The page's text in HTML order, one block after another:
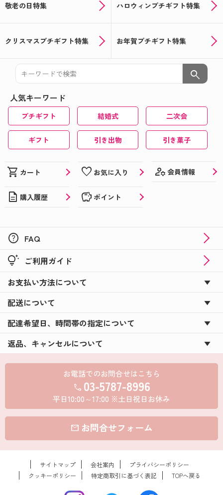
敬老の日特集 ハロウィンプチギフト特集
クリスマスプチギフト特集 お年賀プチギフト特集
search
人気キーワード
プチギフト 結婚式 二次会
ギフト 引き出物 引き菓子
shopping_cart カート favorite お気に入り manage_accounts 会員情報
description 購入履歴 savings ポイント
help FAQ
tips_and_updates ご利用ガイド
お支払い方法について
配送について
配達希望日、時間帯の指定について
返品、キャンセルについて
お電話でのお問合せはこちら
call 03-5787-8996
平日10:00～17:00 ※土日祝日お休み
mail お問合せフォーム
サイトマップ 会社案内
プライバシーポリシー
クッキーポリシー
特定商取引に基づく表記 TOPへ戻る